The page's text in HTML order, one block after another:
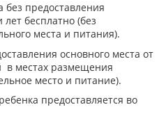
предоставления
лет бесплатно (без
места и питания).
основного места от
в местах размещения
место и питание).
предоставляется во